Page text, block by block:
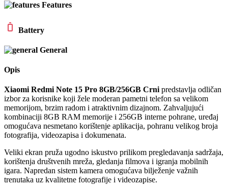
Features
Battery
General
Opis
Xiaomi Redmi Note 15 Pro 8GB/256GB Crnipredstavlja odličan
izbor za korisnike koji žele moderan pametni telefon sa velikom
memorijom, brzim radom i atraktivnim dizajnom. Zahvaljujući
kombinaciji 8GB RAM memorije i 256GB interne pohrane, uređaj
omogućava nesmetano korištenje aplikacija, pohranu velikog broja
fotografija, videozapisa i dokumenata.
Veliki ekran pruža ugodno iskustvo prilikom pregledavanja sadržaja,
korištenja društvenih mreža, gledanja filmova i igranja mobilnih
igara. Napredan sistem kamera omogućava bilježenje važnih
trenutaka uz kvalitetne fotografije i videozapise.